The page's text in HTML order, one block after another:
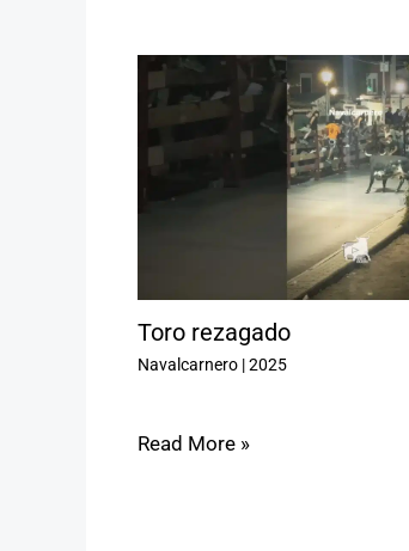
Toro rezagado
Navalcarnero|2025
Read More »